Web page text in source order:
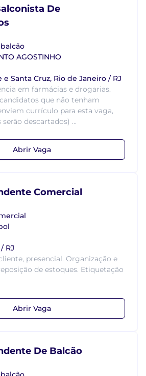
De
AGOSTINHO
e Santa Cruz, Rio de Janeiro / RJ
em farmácias e drogarias.
que não tenham
currículo para esta vaga,
descartados) ...
Abrir Vaga
Comercial
RJ
presencial. Organização e
de estoques. Etiquetação
Abrir Vaga
De Balcão